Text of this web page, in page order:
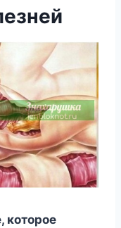
которое